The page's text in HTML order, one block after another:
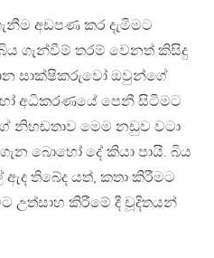
අඩපණ කර දැමීමට
ගැන්වීම් තරම් වෙනත් කිසිදු
සාක්ෂිකරුවෝ ඔවුන්ගේ
අධිකරණයේ පෙනී සිටීමට
නිහඬතාව මෙම නඩුව වටා
බොහෝ දේ කියා පායි. බිය
තිබේද යත්, කතා කිරීමට
උත්සාහ කිරීමේ දී චූදිතයන්